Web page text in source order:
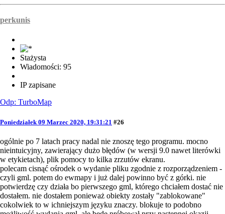
perkunis
Stażysta
Wiadomości: 95
IP zapisane
Odp: TurboMap
Poniedziałek 09 Marzec 2020, 19:31:21 #26
ogólnie po 7 latach pracy nadal nie znoszę tego programu. mocno
nieintuicyjny, zawierający dużo błędów (w wersji 9.0 nawet literówki
w etykietach), plik pomocy to kilka zrzutów ekranu.
polecam cisnąć ośrodek o wydanie pliku zgodnie z rozporządzeniem -
czyli gml. potem do ewmapy i już dalej powinno być z górki. nie
potwierdzę czy działa bo pierwszego gml, którego chciałem dostać nie
dostałem. nie dostałem ponieważ obiekty zostały "zablokowane"
cokolwiek to w ichniejszym języku znaczy. blokuje to podobno